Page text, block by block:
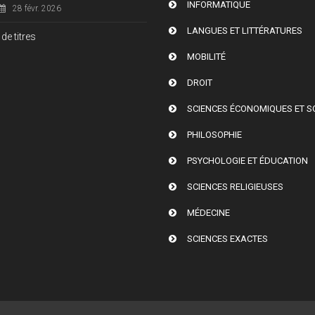
28 févr. 2026
titres
INFORMATIQUE
LANGUES ET LITTÉRATURES
MOBILITÉ
DROIT
SCIENCES ÉCONOMIQUES ET
PHILOSOPHIE
PSYCHOLOGIE ET ÉDUCATION
SCIENCES RELIGIEUSES
MÉDECINE
SCIENCES EXACTES